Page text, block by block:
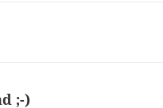
;-)